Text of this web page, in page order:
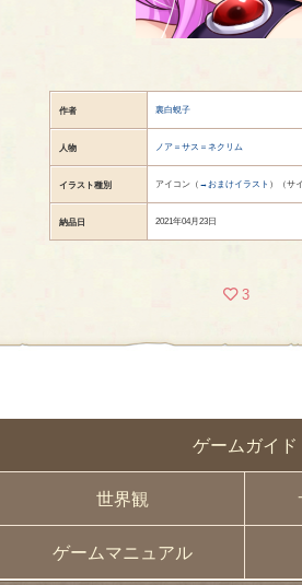
ゲームガイド
世界観
ゲームマニュアル
作者 裏白蜆子
人物 ノア＝サス＝ネクリム
イラスト種別 アイコン（ →おまけイラスト ）（サ
納品日 2021年04月23日
3